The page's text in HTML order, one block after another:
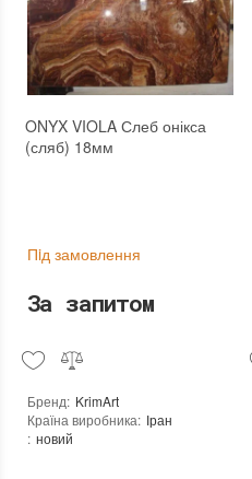
ONYX VIOLA Слеб онікса
(сляб) 18мм
Пiд замовлення
За запитом
Бренд: KrimArt
Країна виробника: Іран
: новий